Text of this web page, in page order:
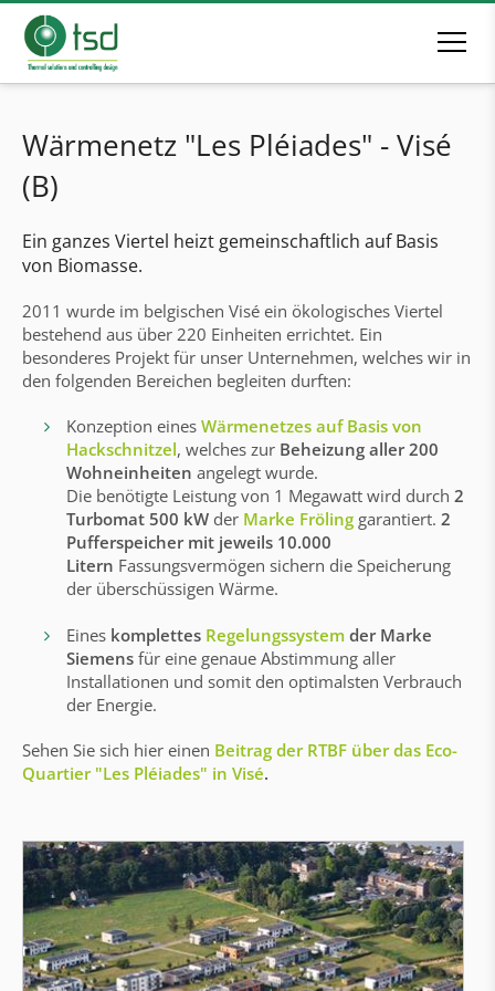
Wärmenetz "Les Pléiades" - Visé
(B)
Ein ganzes Viertel heizt gemeinschaftlich auf Basis
von Biomasse.
2011 wurde im belgischen Visé ein ökologisches Viertel
bestehend aus über 220 Einheiten errichtet. Ein
besonderes Projekt für unser Unternehmen, welches wir in
den folgenden Bereichen begleiten durften:
Konzeption eines Wärmenetzes auf Basis von
Hackschnitzel, welches zur Beheizung aller 200
Wohneinheiten angelegt wurde.
Die benötigte Leistung von 1 Megawatt wird durch 2
Turbomat 500 kW der Marke Fröling garantiert. 2
Pufferspeicher mit jeweils 10.000
Litern Fassungsvermögen sichern die Speicherung
der überschüssigen Wärme.
Eines komplettes Regelungssystem der Marke
Siemens für eine genaue Abstimmung aller
Installationen und somit den optimalsten Verbrauch
der Energie.
Sehen Sie sich hier einen Beitrag der RTBF über das Eco-
Quartier "Les Pléiades" in Visé.